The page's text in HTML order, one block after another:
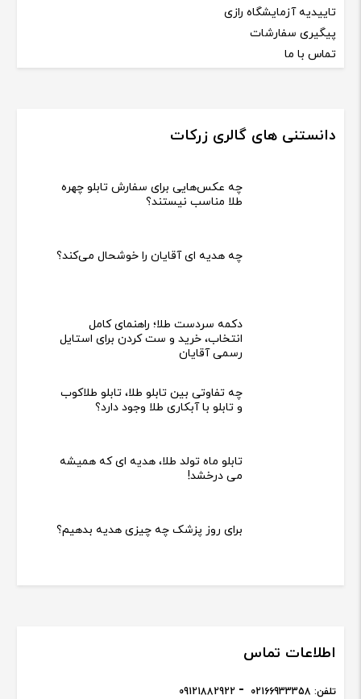
تاییدیه آزمایشگاه رازی
پیگیری سفارشات
تماس با ما
دانستنی های گالری زرکات
چه عکس‌هایی برای سفارش تابلو چهره
طلا مناسب نیستند؟
چه هدیه‌ ای آقایان را خوشحال می‌کند؟
دکمه سردست طلا؛ راهنمای کامل
انتخاب، خرید و ست کردن برای استایل
رسمی آقایان
چه تفاوتی بین تابلو طلا، تابلو طلاکوب
و تابلو با آبکاری طلا وجود دارد؟
تابلو ماه تولد طلا، هدیه ای که همیشه
می درخشد!
برای روز پزشک چه چیزی هدیه بدهیم؟
اطلاعات تماس
تلفن: 02166933358
09121882922